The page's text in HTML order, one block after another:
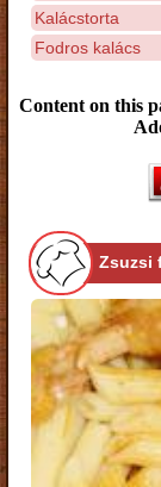
Kalácstorta
Fodros kalács
Content on this
Zsuzsi